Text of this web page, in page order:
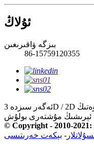
ئۇلاڭ
بىزگە ۋاقىرىغىن
86-15759120355
ئېرىشىڭ مۇشتەرى بولۇش
© Copyright - 2010-2021:
- بېكەت خەرىتىسى